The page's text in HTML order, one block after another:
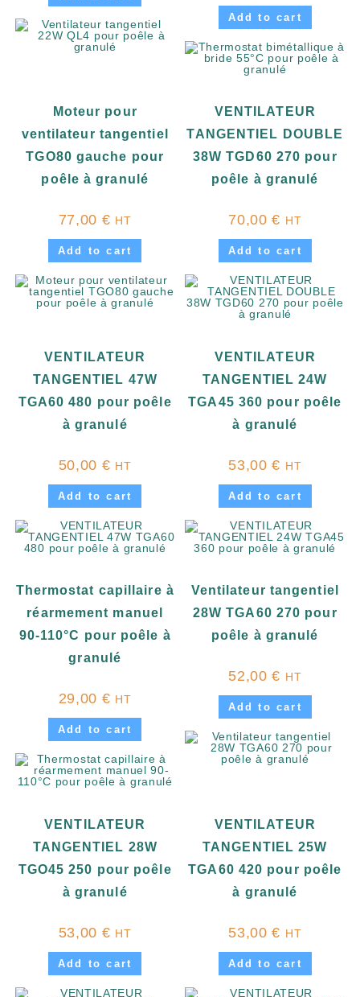
Add to cart
Moteur pour
ventilateur tangentiel
TGO80 gauche pour
poêle à granulé
77,00 € HT
Add to cart
VENTILATEUR
TANGENTIEL DOUBLE
38W TGD60 270 pour
poêle à granulé
70,00€ HT
Add to cart
VENTILATEUR
TANGENTIEL 47W
TGA60 480 pour poêle
à granulé
50,00 € HT
Add to cart
VENTILATEUR
TANGENTIEL 24W
TGA45 360 pour poêle
à granulé
53,00€ HT
Add to cart
Thermostat capillaire à
réarmement manuel
90-110°C pour poêle à
granulé
29,00 € HT
Add to cart
Ventilateur tangentiel
28W TGA60 270 pour
poêle à granulé
52,00€ HT
Add to cart
VENTILATEUR
TANGENTIEL 28W
TGO45 250 pour poêle
à granulé
53,00 € HT
Add to cart
VENTILATEUR
TANGENTIEL 25W
TGA60 420 pour poêle
à granulé
53,00€ HT
Add to cart